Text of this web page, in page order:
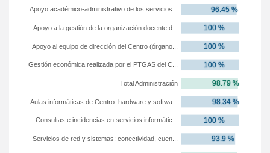
Servicios de red y sistemas: conectividad, cuen...
Consultas e incidencias en servicios informátic...
Aulas informáticas de Centro: hardware y softwa...
Total Administración
Gestión económica realizada por el PTGAS del C...
Apoyo al equipo de dirección del Centro (órgano...
Apoyo a la gestión de la organización docente d...
Apoyo académico-administrativo de los servicios...